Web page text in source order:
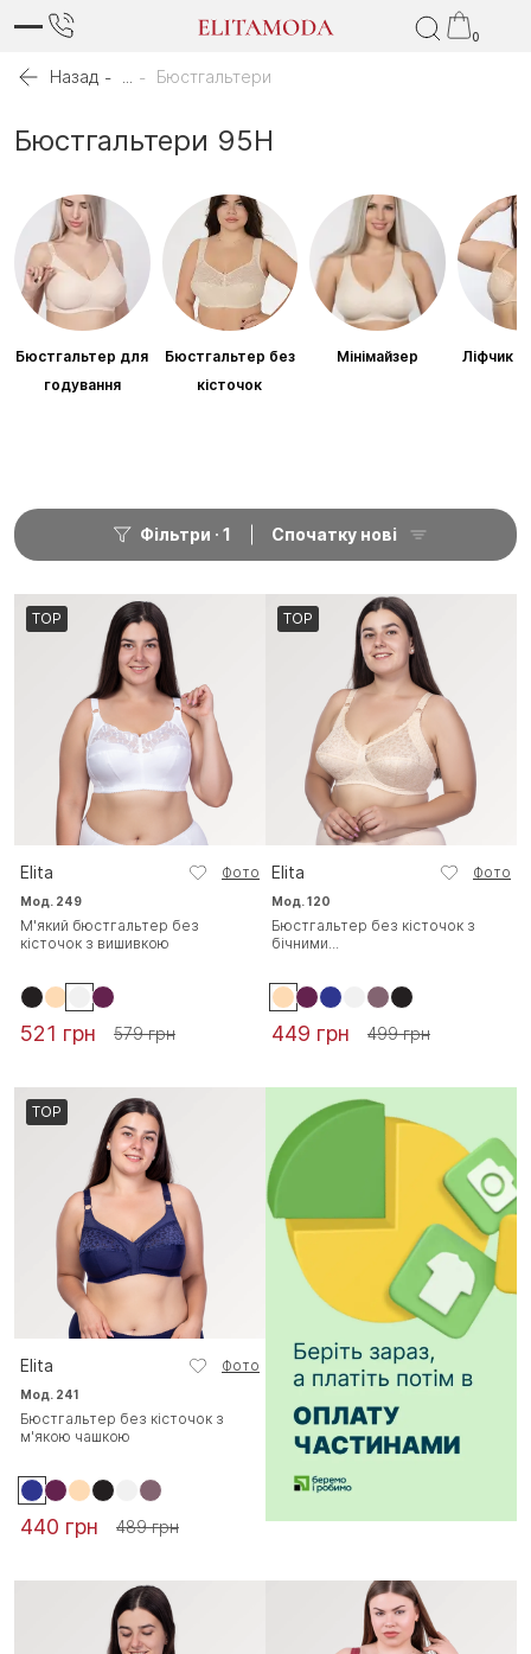
0
Назад Бюстгальтери
Бюстгальтери 95H
Бюстгальтер для
годування
Бюстгальтер без
кісточок
Мінімайзер Ліфчик
Фільтри 1 Спочатку нові
TOP
Elita Фото
Мод. 249
М'який бюстгальтер без
кісточок з вишивкою
521 грн 579 грн
TOP
Elita Фото
Мод. 120
Бюстгальтер без кісточок з
бічними...
449 грн 499 грн
TOP
Elita Фото
Мод. 241
Бюстгальтер без кісточок з
м'якою чашкою
440 грн 489 грн